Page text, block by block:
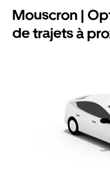
Mouscron |
de trajets à